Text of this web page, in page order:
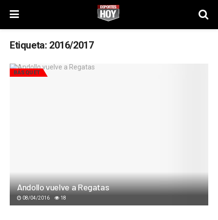
Etiqueta: 2016/2017
BÁSQUET
Andollo vuelve a Regatas
08/04/2016 18